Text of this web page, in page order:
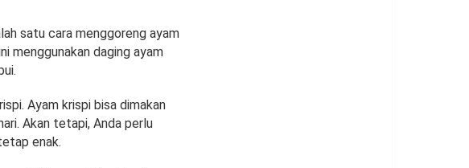
satu cara menggoreng ayam
menggunakan daging ayam
Ayam krispi bisa dimakan
Akan tetapi, Anda perlu
enak.